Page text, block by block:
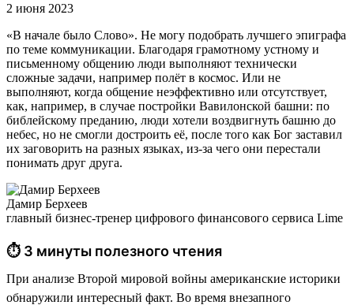
2 июня 2023
«В начале было Слово». Не могу подобрать лучшего эпиграфа
по теме коммуникации. Благодаря грамотному устному и
письменному общению люди выполняют технически
сложные задачи, например полёт в космос. Или не
выполняют, когда общение неэффективно или отсутствует,
как, например, в случае постройки Вавилонской башни: по
библейскому преданию, люди хотели воздвигнуть башню до
небес, но не смогли достроить её, после того как Бог заставил
их заговорить на разных языках, из-за чего они перестали
понимать друг друга.
Дамир Берхеев
главный бизнес-тренер цифрового финансового сервиса Lime
⏱ 3 минуты полезного чтения
При анализе Второй мировой войны американские историки
обнаружили интересный факт. Во время внезапного